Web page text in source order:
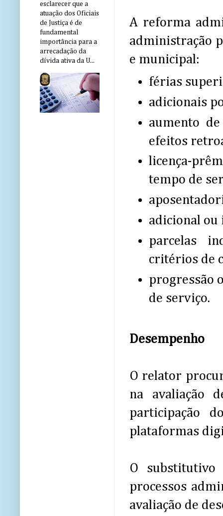
A reforma
administração
e municipal:
férias
adicionais
aumento
efeitos
licença-
tempo de
adicional ou
parcelas
critérios de
progressão
de serviço.
Desempenho
O relator
na avaliação
participação
plataformas
O
processos
avaliação de
esclarecer que a
atuação dos Oficiais
de Justiça é de
fundamental
importância para a
arrecadação da
dívida ativa da U...